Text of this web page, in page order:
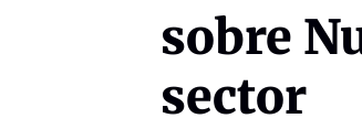
sobre
sector